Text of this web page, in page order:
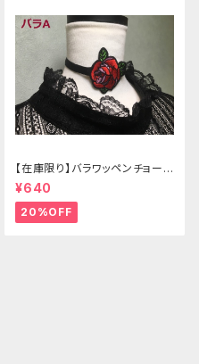
【在庫限り】バラワッペンチョーカ
ー
¥640
20%OFF